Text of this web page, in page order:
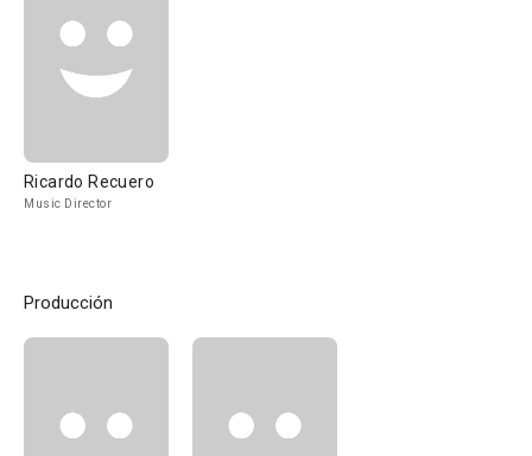
Ricardo Recuero
Music Director
Producción